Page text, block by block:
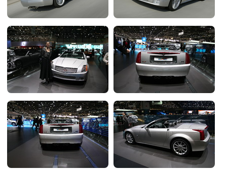
Marques